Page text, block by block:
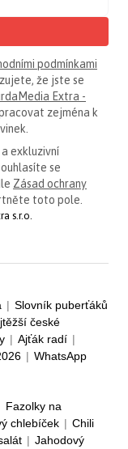
podmínkami
že jste se
Extra -
zejména k
exkluzivní
se
Zásad ochrany
toto pole.
s.r.o.
| Slovník puberťáků
české
| Ajťák radí |
| WhatsApp
Fazolky na
chlebíček | Chili
| Jahodový